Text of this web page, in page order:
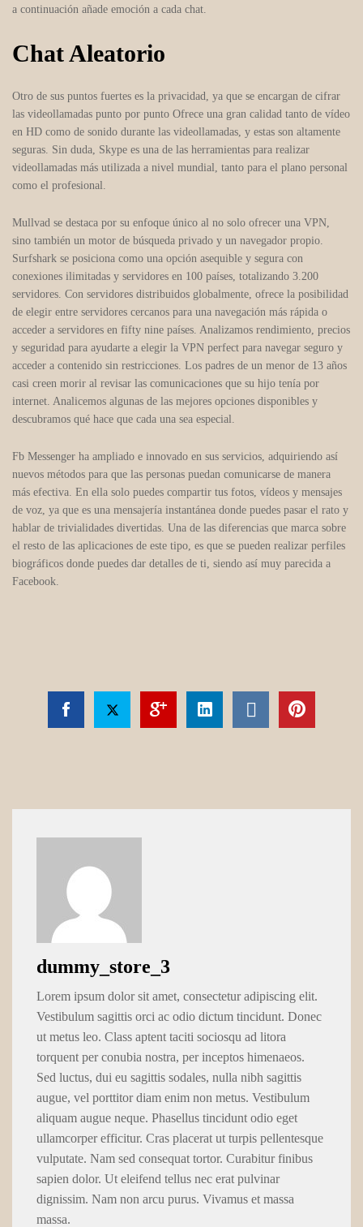
a continuación añade emoción a cada chat.
Chat Aleatorio
Otro de sus puntos fuertes es la privacidad, ya que se encargan de cifrar
las videollamadas punto por punto Ofrece una gran calidad tanto de vídeo
en HD como de sonido durante las videollamadas, y estas son altamente
seguras. Sin duda, Skype es una de las herramientas para realizar
videollamadas más utilizada a nivel mundial, tanto para el plano personal
como el profesional.
Mullvad se destaca por su enfoque único al no solo ofrecer una VPN,
sino también un motor de búsqueda privado y un navegador propio.
Surfshark se posiciona como una opción asequible y segura con
conexiones ilimitadas y servidores en 100 países, totalizando 3.200
servidores. Con servidores distribuidos globalmente, ofrece la posibilidad
de elegir entre servidores cercanos para una navegación más rápida o
acceder a servidores en fifty nine países. Analizamos rendimiento, precios
y seguridad para ayudarte a elegir la VPN perfect para navegar seguro y
acceder a contenido sin restricciones. Los padres de un menor de 13 años
casi creen morir al revisar las comunicaciones que su hijo tenía por
internet. Analicemos algunas de las mejores opciones disponibles y
descubramos qué hace que cada una sea especial.
Fb Messenger ha ampliado e innovado en sus servicios, adquiriendo así
nuevos métodos para que las personas puedan comunicarse de manera
más efectiva. En ella solo puedes compartir tus fotos, vídeos y mensajes
de voz, ya que es una mensajería instantánea donde puedes pasar el rato y
hablar de trivialidades divertidas. Una de las diferencias que marca sobre
el resto de las aplicaciones de este tipo, es que se pueden realizar perfiles
biográficos donde puedes dar detalles de ti, siendo así muy parecida a
Facebook.
dummy_store_3
Lorem ipsum dolor sit amet, consectetur adipiscing elit.
Vestibulum sagittis orci ac odio dictum tincidunt. Donec
ut metus leo. Class aptent taciti sociosqu ad litora
torquent per conubia nostra, per inceptos himenaeos.
Sed luctus, dui eu sagittis sodales, nulla nibh sagittis
augue, vel porttitor diam enim non metus. Vestibulum
aliquam augue neque. Phasellus tincidunt odio eget
ullamcorper efficitur. Cras placerat ut turpis pellentesque
vulputate. Nam sed consequat tortor. Curabitur finibus
sapien dolor. Ut eleifend tellus nec erat pulvinar
dignissim. Nam non arcu purus. Vivamus et massa
massa.